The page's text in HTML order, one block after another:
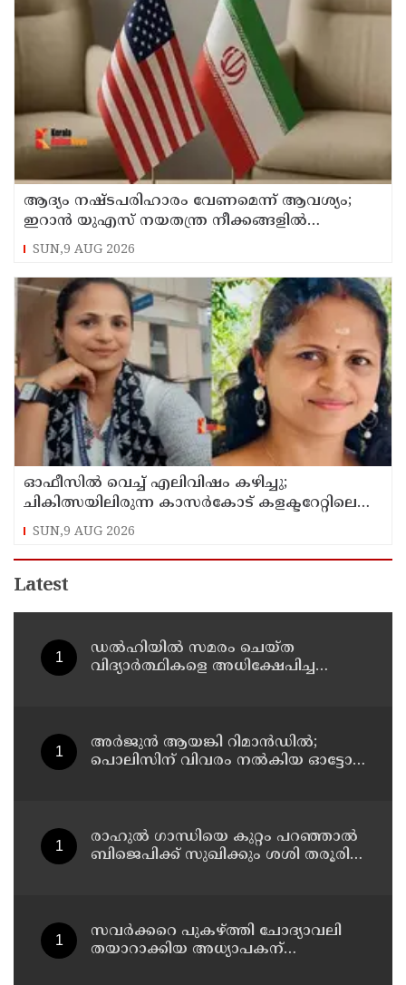
ആദ്യം നഷ്ടപരിഹാരം വേണമെന്ന് ആവശ്യം;
ഇറാന്‍ യുഎസ് നയതന്ത്ര നീക്കങ്ങളില്‍
അനിശ്ചിതത്വം
SUN,9 AUG 2026
ഓഫീസില്‍ വെച്ച് എലിവിഷം കഴിച്ചു;
ചികിത്സയിലിരുന്ന കാസര്‍കോട് കളക്ടറേറ്റിലെ
സീനിയര്‍ ക്ലര്‍ക്ക് മരിച്ചു
SUN,9 AUG 2026
Latest
ഡൽഹിയിൽ സമരം ചെയ്ത
വിദ്യാർത്ഥികളെ അധിക്ഷേപിച്ച
അര്‍ജുന്‍ ആയങ്കി റിമാന്‍ഡില്‍;
പൊലിസിന് വിവരം നൽകിയ ഓട്ടോ
രാഹുല്‍ ഗാന്ധിയെ കുറ്റം പറഞ്ഞാല്‍
ബിജെപിക്ക് സുഖിക്കും ശശി തരൂരിന്
സവര്‍ക്കറെ പുകഴ്ത്തി ചോദ്യാവലി
തയാറാക്കിയ അധ്യാപകന്